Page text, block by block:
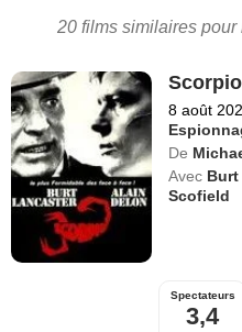
20 films similaires
Scorpio
8 août
De
Avec
Scofield
Spectateurs
3,4